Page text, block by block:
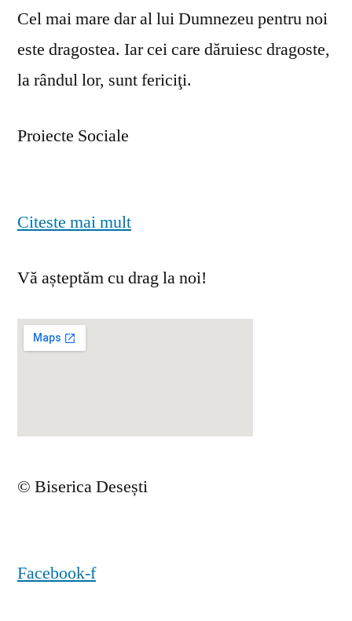
Cel mai mare dar al lui Dumnezeu pentru noi
este dragostea. Iar cei care dăruiesc dragoste,
la rândul lor, sunt fericiţi.
Proiecte Sociale
Citeste mai mult
Vă așteptăm cu drag la noi!
© Biserica Desești
Facebook-f